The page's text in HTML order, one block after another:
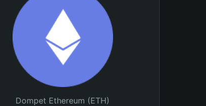
Dompet Ethereum (ETH)